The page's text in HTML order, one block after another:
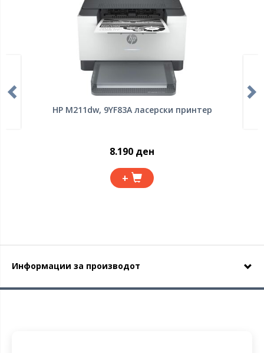
HP M211dw, 9YF83A ласерски принтер
8.190 ден
+
Информации за производот